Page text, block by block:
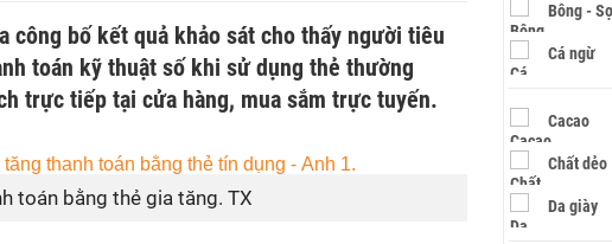
công bố kết quả khảo sát cho thấy người tiêu
toán kỹ thuật số khi sử dụng thẻ thường
trực tiếp tại cửa hàng, mua sắm trực tuyến.
toán bằng thẻ gia tăng. TX
Bông -
Cá ngừ
Cacao
Chất dẻo
Da giày